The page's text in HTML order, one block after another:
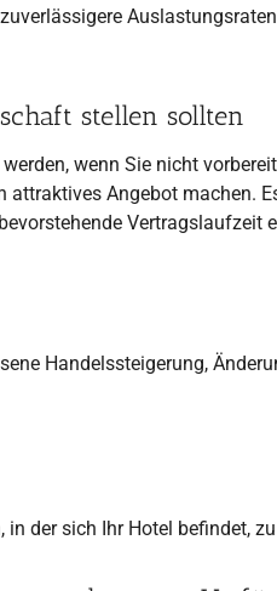
stellen sollten
wenn Sie nicht
attraktives Angebot machen.
Vertragslaufzeit
Handelssteigerung,
der sich Ihr Hotel befindet,